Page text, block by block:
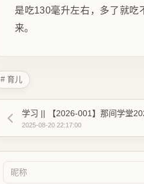
是吃130毫升左右，多了就吃
来。
# 育儿
2025-08-20 22:17:00